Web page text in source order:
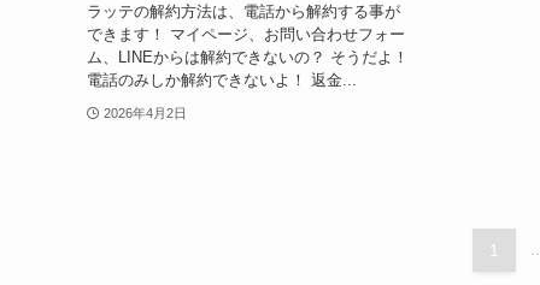
ラッテの解約方法は、電話から解約する事が
できます！ マイページ、お問い合わせフォー
ム、LINEからは解約できないの？ そうだよ！
電話のみしか解約できないよ！ 返金...
2026年4月2日
1